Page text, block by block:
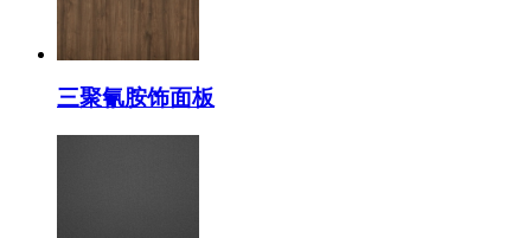
三聚氰胺饰面板